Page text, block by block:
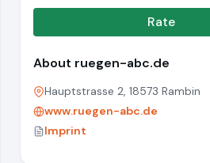
Rate
About ruegen-abc.de
Hauptstrasse 2, 18573 Rambin
www.ruegen-abc.de
Imprint